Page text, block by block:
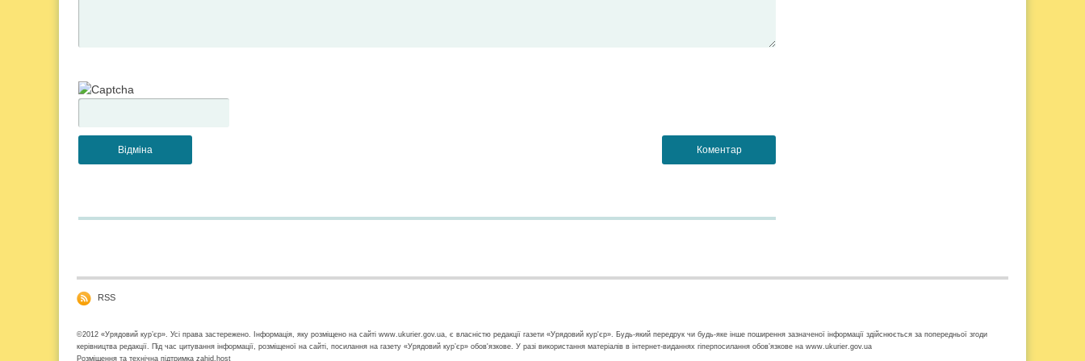
RSS
©2012 «Урядовий кур’єр». Усі права застережено. Інформація, яку розміщено на сайті www.ukurier.gov.ua, є власністю редакції газети «Урядовий кур'єр». Будь-який передрук чи будь-яке інше поширення зазначеної інформації здійснюється за попередньої згоди
керівництва редакції. Під час цитування інформації, розміщеної на сайті, посилання на газету «Урядовий кур’єр» обов'язкове. У разі використання матеріалів в інтернет-виданнях гіперпосилання обов’язкове на www.ukurier.gov.ua
Розміщення та технічна підтримка zahid.host